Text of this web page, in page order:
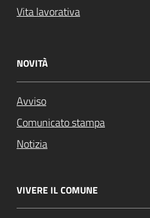
Vita lavorativa
NOVITÀ
Avviso
Comunicato stampa
Notizia
VIVERE IL COMUNE